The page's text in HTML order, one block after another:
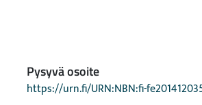
Pysyvä osoite
https://urn.fi/URN:NBN:fi-